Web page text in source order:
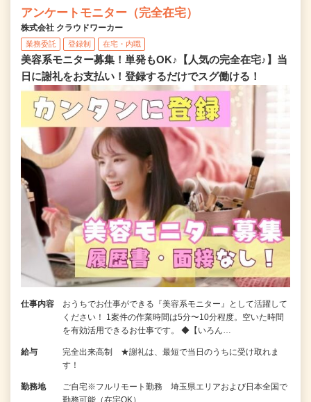
アンケートモニター（完全在宅）
株式会社 クラウドワーカー
業務委託 登録制 在宅・内職
美容系モニター募集！単発もOK♪【人気の完全在宅♪】当
日に謝礼をお支払い！登録するだけでスグ働ける！
仕事内容
おうちでお仕事ができる『美容系モニター』として活躍して
ください！ 1案件の作業時間は5分〜10分程度。空いた時間
を有効活用できるお仕事です。 ◆【いろん…
給与
完全出来高制 ★謝礼は、最短で当日のうちに受け取れま
す！
勤務地
ご自宅※フルリモート勤務 埼玉県エリアおよび日本全国で